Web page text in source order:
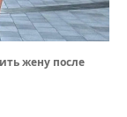
жену после